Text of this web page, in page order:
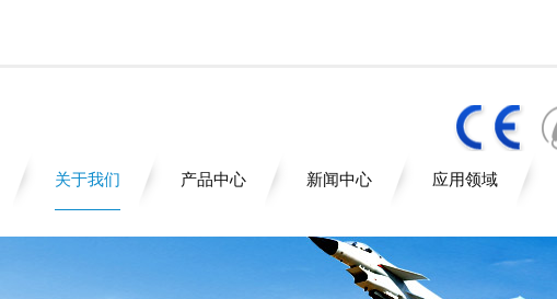
关于我们 产品中心 新闻中心 应用领域